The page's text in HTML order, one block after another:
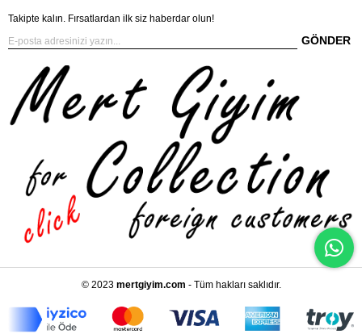
Takipte kalın. Fırsatlardan ilk siz haberdar olun!
GÖNDER
© 2023 mertgiyim.com - Tüm hakları saklıdır.